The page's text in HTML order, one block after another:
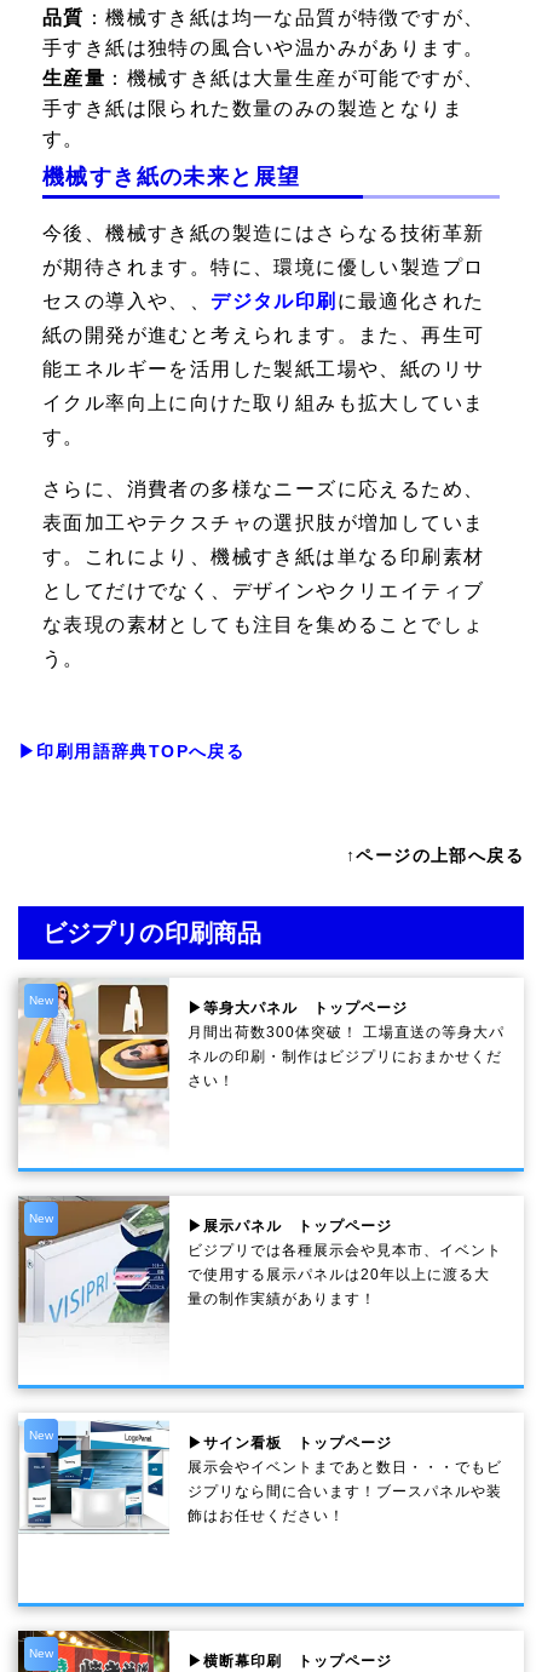
品質 ：機械すき紙は均一な品質が特徴ですが、
手すき紙は独特の風合いや温かみがあります。
生産量 ：機械すき紙は大量生産が可能ですが、
手すき紙は限られた数量のみの製造となりま
す。
機械すき紙の未来と展望
今後、機械すき紙の製造にはさらなる技術革新
が期待されます。特に、環境に優しい製造プロ
セスの導入や、、デジタル印刷 に最適化された
紙の開発が進むと考えられます。また、再生可
能エネルギーを活用した製紙工場や、紙のリサ
イクル率向上に向けた取り組みも拡大していま
す。
さらに、消費者の多様なニーズに応えるため、
表面加工やテクスチャの選択肢が増加していま
す。これにより、機械すき紙は単なる印刷素材
としてだけでなく、デザインやクリエイティブ
な表現の素材としても注目を集めることでしょ
う。
▶印刷用語辞典TOPへ戻る
↑ページの上部へ戻る
ビジプリの印刷商品
New
▶等身大パネル トップページ
月間出荷数300体突破！ 工場直送の等身大パ
ネルの印刷・制作は ビジプリ におまかせくだ
さい！
New
▶展示パネル トップページ
ビジプリでは各種展示会や見本市、イベント
で使用する展示パネルは20年以上に渡る大
量の制作実績があります！
New
▶サイン看板 トップページ
展示会やイベントまであと数日・・・でもビ
ジプリなら間に合います！ブースパネルや装
飾はお任せください！
New ▶横断幕印刷 トップページ